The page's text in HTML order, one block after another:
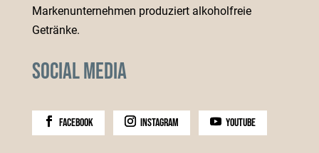
Markenunternehmen produziert alkoholfreie
Getränke.
Social Media
facebook instagram youtube